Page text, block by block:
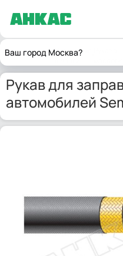
Ваш город Москва?
ГлавнаяРезиновые
Рукав для
автомобилей